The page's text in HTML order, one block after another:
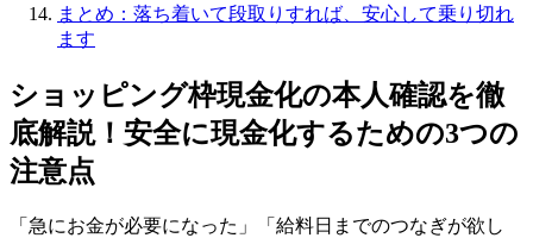
まとめ：落ち着いて段取りすれば、安心して乗り切れ
ます
ショッピング枠現金化の本人確認を徹
底解説！安全に現金化するための3つの
注意点
「急にお金が必要になった」「給料日までのつなぎが欲し